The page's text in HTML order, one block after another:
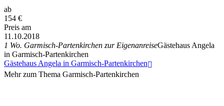
ab
154 €
Preis am
11.10.2018
1 Wo. Garmisch-Partenkirchen zur EigenanreiseGästehaus Angela
in Garmisch-Partenkirchen
Gästehaus Angela in Garmisch-Partenkirchen
Mehr zum Thema Garmisch-Partenkirchen